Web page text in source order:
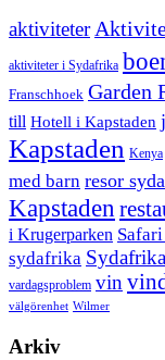
aktiviteter
aktiviteter i Sydafrika
Franschhoek Garden
till Hotell i Kapstaden
Kapstaden Kenya
med barn resor
Kapstaden
i Krugerparken
sydafrika
vardagsproblem vin
välgörenhet Wilmer
Arkiv